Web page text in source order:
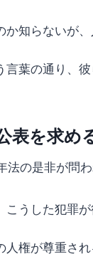
か知らないが
言葉の通り、
表を求め
の是非が問わ
うした犯罪
権が尊重さ